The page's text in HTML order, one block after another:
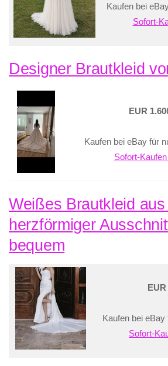
Kaufen bei
Sofort-
Designer Brautkleid
EUR
Kaufen bei eBay für
Sofort-
Weißes Brautkleid aus
herzförmiger
bequem
Kaufen bei
Sofort-